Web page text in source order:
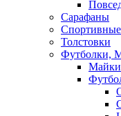
Сарафаны
Толстовки
Футболки,
Майки